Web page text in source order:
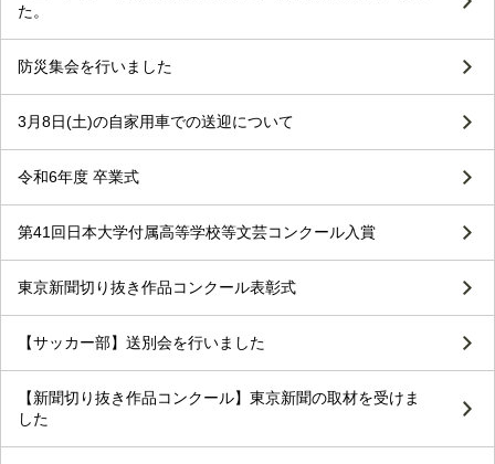
た。
防災集会を行いました
3月8日(土)の自家用車での送迎について
令和6年度 卒業式
第41回日本大学付属高等学校等文芸コンクール入賞
東京新聞切り抜き作品コンクール表彰式
【サッカー部】送別会を行いました
【新聞切り抜き作品コンクール】東京新聞の取材を受けま
した